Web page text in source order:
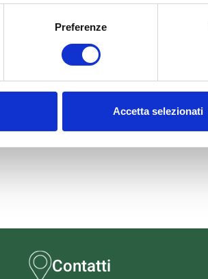
Preferenze
Accetta selezionati
Contatti